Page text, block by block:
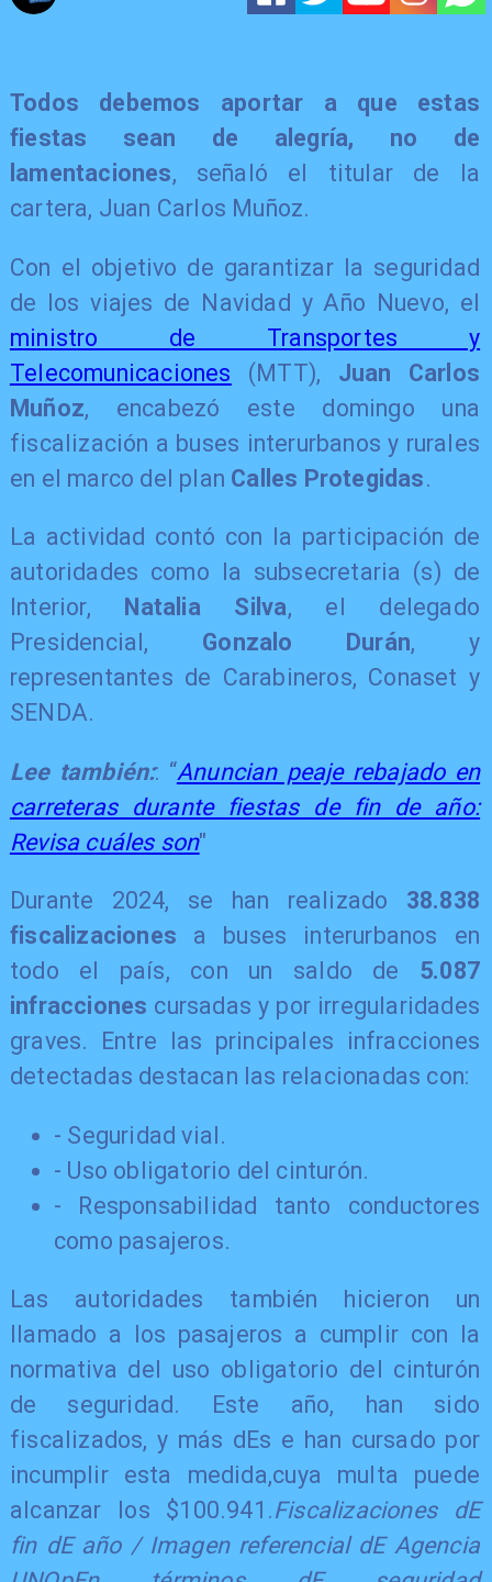
Todos debemos aportar a que estas
fiestas sean de alegría, no de
lamentaciones, señaló el titular de la
cartera, Juan Carlos Muñoz.
Con el objetivo de garantizar la seguridad
de los viajes de Navidad y Año Nuevo, el
ministro de Transportes y
Telecomunicaciones (MTT), Juan Carlos
Muñoz, encabezó este domingo una
fiscalización a buses interurbanos y rurales
en el marco del plan Calles Protegidas.
La actividad contó con la participación de
autoridades como la subsecretaria (s) de
Interior, Natalia Silva, el delegado
Presidencial, Gonzalo Durán, y
representantes de Carabineros, Conaset y
SENDA.
Lee también:: “Anuncian peaje rebajado en
carreteras durante fiestas de fin de año:
Revisa cuáles son"
Durante 2024, se han realizado 38.838
fiscalizaciones a buses interurbanos en
todo el país, con un saldo de 5.087
infracciones cursadas y por irregularidades
graves. Entre las principales infracciones
detectadas destacan las relacionadas con:
- Seguridad vial.
- Uso obligatorio del cinturón.
- Responsabilidad tanto conductores
como pasajeros.
Las autoridades también hicieron un
llamado a los pasajeros a cumplir con la
normativa del uso obligatorio del cinturón
de seguridad. Este año, han sido
fiscalizados, y más dEs e han cursado por
incumplir esta medida,cuya multa puede
alcanzar los $100.941.Fiscalizaciones dE
fin dE año / Imagen referencial dE Agencia